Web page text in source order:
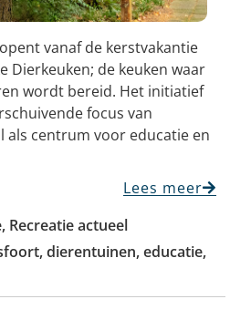
vanaf de kerstvakantie
Dierkeuken; de keuken waar
wordt bereid. Het initiatief
focus van
centrum voor educatie en
Lees meer
, Recreatie actueel
,dierentuinen,educatie,